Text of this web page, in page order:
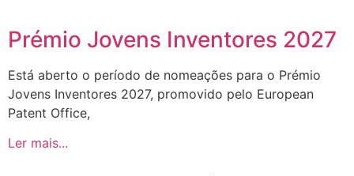
Prémio Jovens Inventores 2027
Está aberto o período de nomeações para o Prémio
Jovens Inventores 2027, promovido pelo European
Patent Office,
Ler mais...